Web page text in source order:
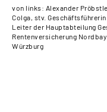
von links: Alexander
Colga, stv.
Leiter der Hauptabteilung
Rentenversicherung
Würzburg